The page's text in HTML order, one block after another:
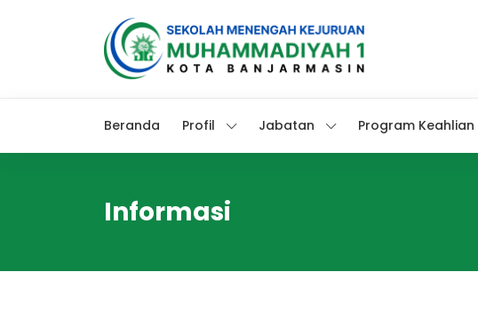
Beranda Profil Jabatan Program Keahlian
Informasi